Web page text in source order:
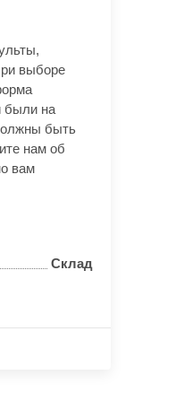
выборе
были на
быть
нам об
вам
Склад